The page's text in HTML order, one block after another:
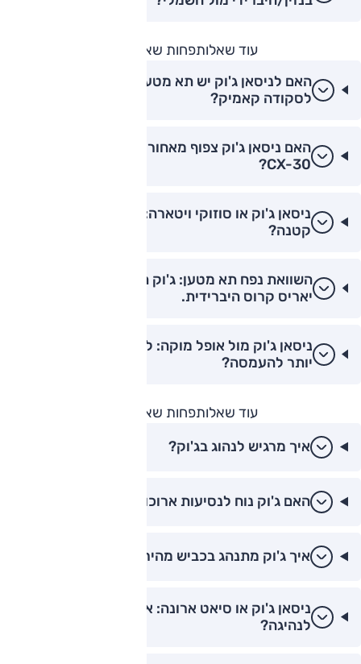
עוד שאלותפחות שאלות
האם לניסאן ג'וק יש תא מטען גדול יותר מאשר
לסקודה קאמיק?
האם ניסאן ג'וק צפוף מאחור בהשוואה למאזדה
CX-30?
ניסאן ג'וק או סוזוקי ויטארה: מה עדיף למשפחה
קטנה?
השוואת נפח תא מטען: ג'וק היברידית מול טויוטה
יאריס קרוס היברידית.
ניסאן ג'וק מול אופל מוקה: למי יש תא מטען נמוך
יותר להעמסה?
עוד שאלותפחות שאלות
איך מרגיש לנהוג בג'וק?
האם ג'וק נוח לנסיעות ארוכות?
איך ג'וק מתנהג בכביש מהיר?
ניסאן ג'וק או סיאט ארונה: איזה רכב מהנה יותר
לנהיגה?